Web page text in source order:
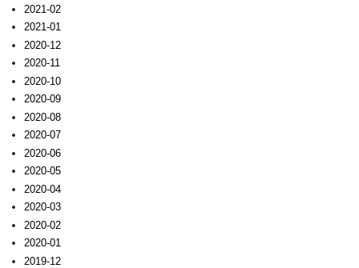
2021-02
2021-01
2020-12
2020-11
2020-10
2020-09
2020-08
2020-07
2020-06
2020-05
2020-04
2020-03
2020-02
2020-01
2019-12